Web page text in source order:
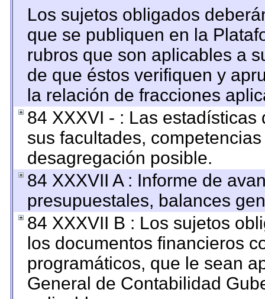
Los sujetos obligados
que se publiquen en la
rubros que son aplicables a
de que éstos verifiquen y
la relación de fracciones
84 XXXVI - : Las
sus facultades,
desagregación posible.
84 XXXVII A : Informe de
presupuestales, balances
84 XXXVII B : Los sujetos
los documentos financieros
programáticos, que le sean
General de Contabilidad